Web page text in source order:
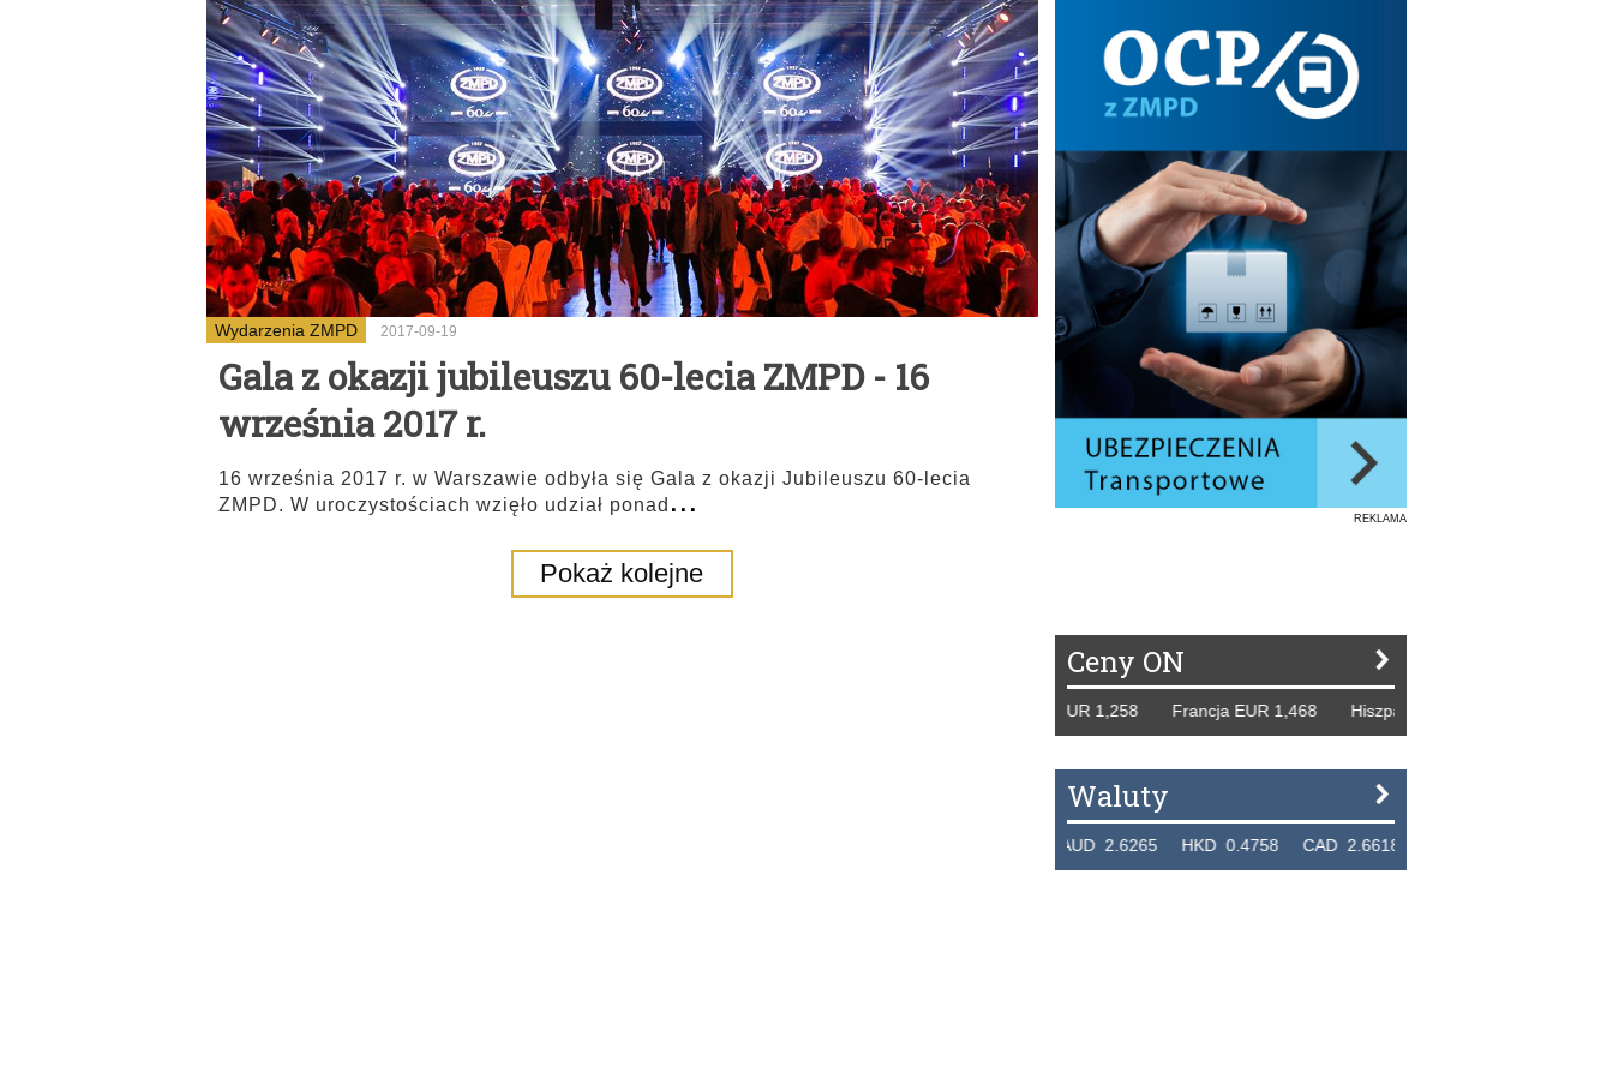
Wydarzenia ZMPD 2017-09-19
Gala z okazji jubileuszu 60-lecia ZMPD - 16
września 2017 r.
16 września 2017 r. w Warszawie odbyła się Gala z okazji Jubileuszu 60-lecia
ZMPD. W uroczystościach wzięło udział ponad...
Pokaż kolejne
REKLAMA
Ceny ON
Tydzień 42/2019 r. Niemcy EUR 1,258 Francja EUR 1,468 Hiszpania EUR 1,229 WB GBP
Waluty
THB 0.1129 USD 3.7324 AUD 2.6265 HKD 0.4758 CAD 2.6618 NZD 2.1914 SGD 2.9123